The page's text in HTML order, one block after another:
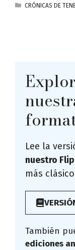
CATEGORÍAS
CRÓNICAS DE
Lee la
nuestro
más
También
ediciones